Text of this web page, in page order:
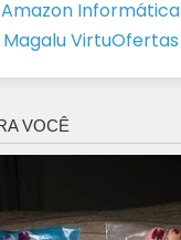
Amazon Informática
Magalu VirtuOfertas